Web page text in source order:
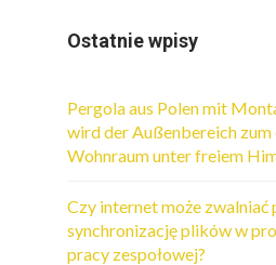
Ostatnie wpisy
Pergola aus Polen mit
wird der Außenbereich zum
Wohnraum unter freiem
Czy internet może zwalniać
synchronizację plików w
pracy zespołowej?